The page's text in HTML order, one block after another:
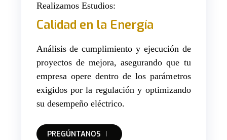
Realizamos Estudios:
Calidad en la Energía
Análisis de cumplimiento y ejecución de
proyectos de mejora, asegurando que tu
empresa opere dentro de los parámetros
exigidos por la regulación y optimizando
su desempeño eléctrico.
PREGÚNTANOS